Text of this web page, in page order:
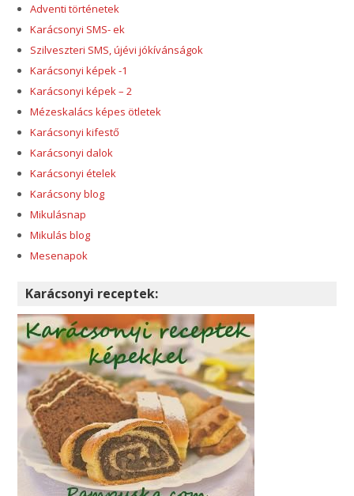
Adventi történetek
Karácsonyi SMS- ek
Szilveszteri SMS, újévi jókívánságok
Karácsonyi képek -1
Karácsonyi képek – 2
Mézeskalács képes ötletek
Karácsonyi kifestő
Karácsonyi dalok
Karácsonyi ételek
Karácsony blog
Mikulásnap
Mikulás blog
Mesenapok
Karácsonyi receptek: